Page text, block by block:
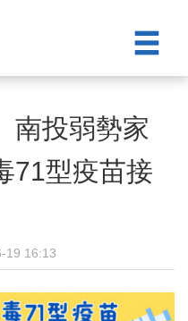
投弱勢家
71型疫苗接
19 16:13